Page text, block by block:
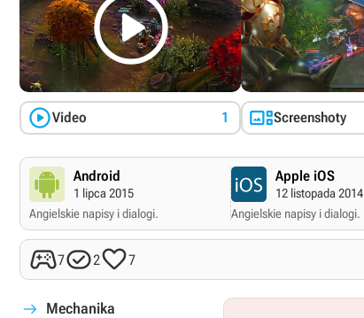

Video 1 Screenshoty
Android
1 lipca 2015
Angielskie napisy i dialogi.
Apple iOS
12 listopada 2014
Angielskie napisy i dialogi.
727
Mechanika